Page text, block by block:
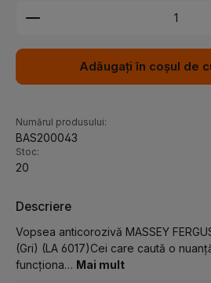
Cantitate produs:
Adăugați în coșul de
Numărul produsului:
BAS200043
Stoc:
20
Descriere
Vopsea anticorozivă MASSEY
(Gri) (LA 6017)Cei care caută o
funcționa… Mai mult